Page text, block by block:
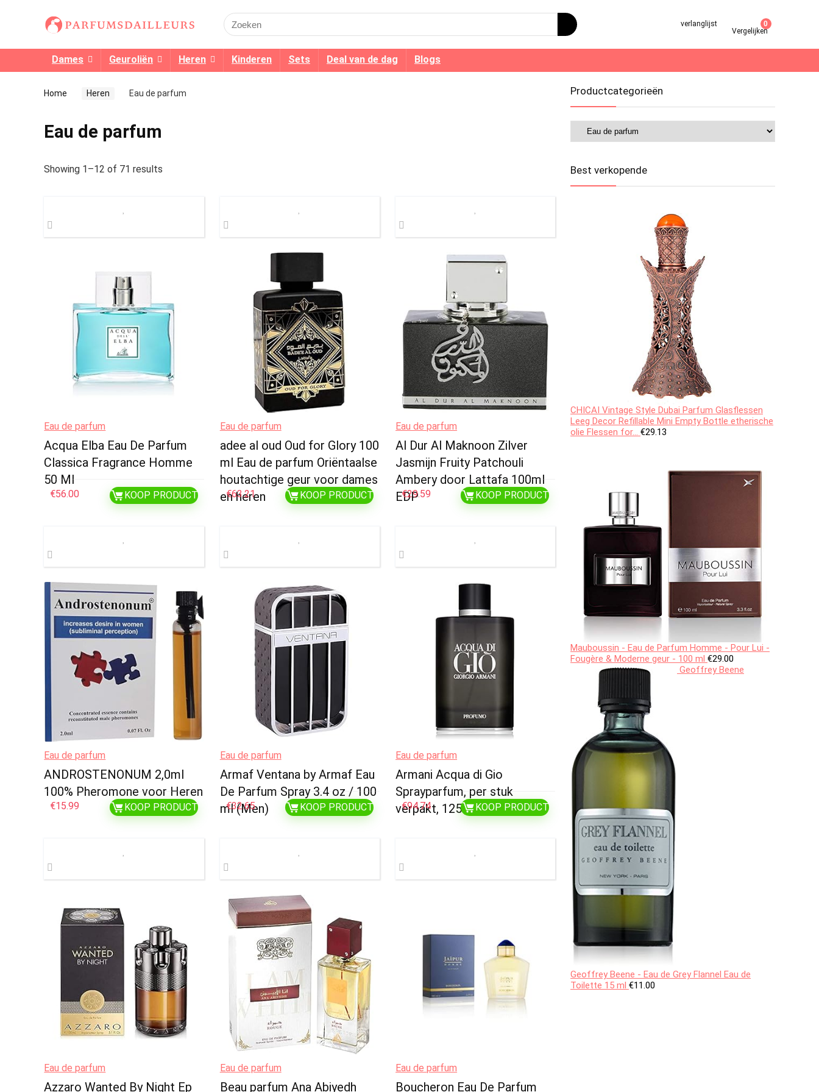
Search
for:
verlanglijst
0
Vergelijken
Dames Geuroliën Heren Kinderen Sets Deal van de dag Blogs
Home Heren Eau de parfum
Eau de parfum
Showing 1–12 of 71 results
Eau de parfum
Acqua Elba Eau De Parfum
Classica Fragrance Homme
50 Ml
€56.00 KOOP PRODUCT
Eau de parfum
adee al oud Oud for Glory 100
ml Eau de parfum Oriëntaalse
houtachtige geur voor dames
en heren
€63.21 KOOP PRODUCT
Eau de parfum
Al Dur Al Maknoon Zilver
Jasmijn Fruity Patchouli
Ambery door Lattafa 100ml
EDP
€29.59 KOOP PRODUCT
Eau de parfum
ANDROSTENONUM 2,0ml
100% Pheromone voor Heren
€15.99 KOOP PRODUCT
Eau de parfum
Armaf Ventana by Armaf Eau
De Parfum Spray 3.4 oz / 100
ml (Men)
€32.65 KOOP PRODUCT
Eau de parfum
Armani Acqua di Gio
Sprayparfum, per stuk
verpakt, 125ml
€94.74 KOOP PRODUCT
Eau de parfum
Azzaro Wanted By Night Ep
Eau de parfum
Beau parfum Ana Abiyedh
Eau de parfum
Boucheron Eau De Parfum
Productcategorieën
Best verkopende
CHICAI Vintage Style Dubai Parfum Glasflessen
Leeg Decor Refillable Mini Empty Bottle etherische
olie Flessen for… €29.13
Mauboussin - Eau de Parfum Homme - Pour Lui -
Fougère & Moderne geur - 100 ml €29.00
Geoffrey Beene
Geoffrey Beene - Eau de Grey Flannel Eau de
Toilette 15 ml €11.00